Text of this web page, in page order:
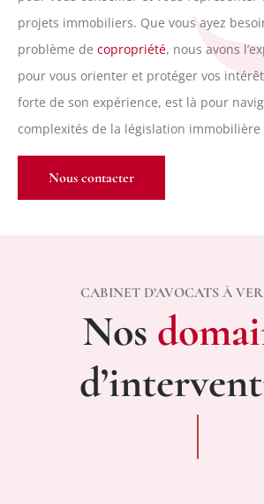
projets immobiliers. Que vous ayez
problème de copropriété, nous avons
pour vous orienter et protéger vos
forte de son expérience, est là pour
complexités de la législation immobilière
Nous contacter
CABINET D’AVOCATS À
Nos